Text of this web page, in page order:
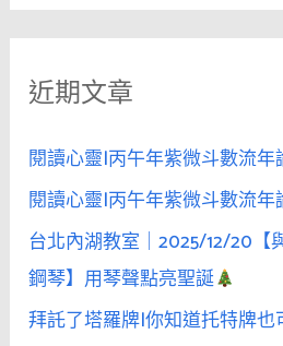
關
字
近期文章
閱讀心靈|丙午年紫微斗數流年
閱讀心靈|丙午年紫微斗數流年
台北內湖教室｜2025/12/20【
鋼琴】用琴聲點亮聖誕
拜託了塔羅牌|你知道托特牌也